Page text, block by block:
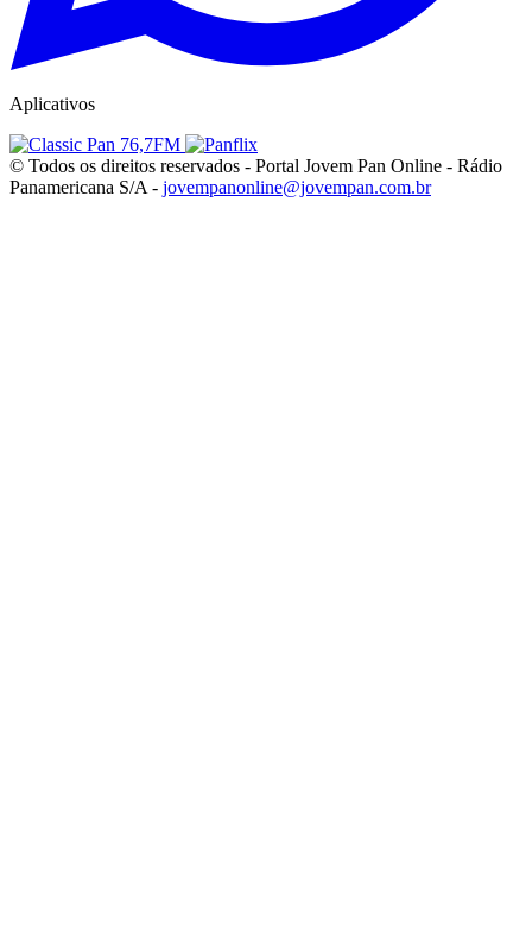
Aplicativos
© Todos os direitos reservados - Portal Jovem Pan Online - Rádio
Panamericana S/A - jovempanonline@jovempan.com.br